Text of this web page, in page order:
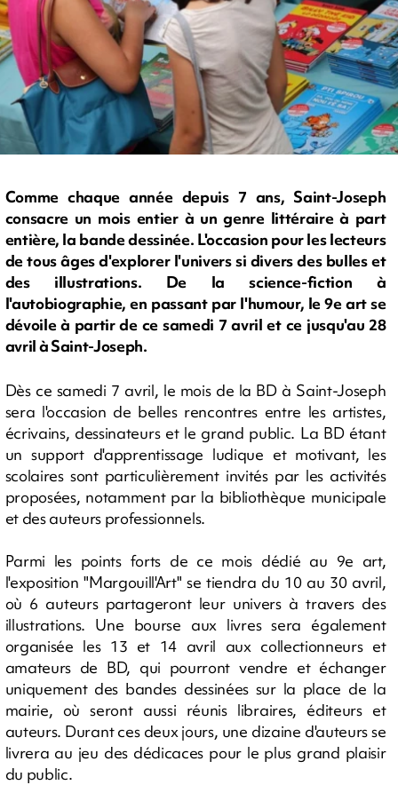
Comme chaque année depuis 7 ans, Saint-Joseph
consacre un mois entier à un genre littéraire à part
entière, la bande dessinée. L'occasion pour les lecteurs
de tous âges d'explorer l'univers si divers des bulles et
des illustrations. De la science-fiction à
l'autobiographie, en passant par l'humour, le 9e art se
dévoile à partir de ce samedi 7 avril et ce jusqu'au 28
avril à Saint-Joseph.
Dès ce samedi 7 avril, le mois de la BD à Saint-Joseph
sera l'occasion de belles rencontres entre les artistes,
écrivains, dessinateurs et le grand public. La BD étant
un support d'apprentissage ludique et motivant, les
scolaires sont particulièrement invités par les activités
proposées, notamment par la bibliothèque municipale
et des auteurs professionnels.
Parmi les points forts de ce mois dédié au 9e art,
l'exposition "Margouill'Art" se tiendra du 10 au 30 avril,
où 6 auteurs partageront leur univers à travers des
illustrations. Une bourse aux livres sera également
organisée les 13 et 14 avril aux collectionneurs et
amateurs de BD, qui pourront vendre et échanger
uniquement des bandes dessinées sur la place de la
mairie, où seront aussi réunis libraires, éditeurs et
auteurs. Durant ces deux jours, une dizaine d'auteurs se
livrera au jeu des dédicaces pour le plus grand plaisir
du public.